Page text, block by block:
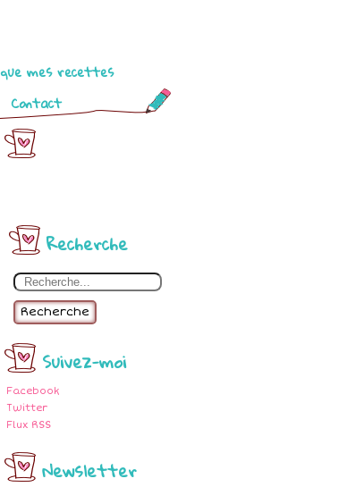
que mes recettes
Contact
Recherche
Recherche
Suivez-moi
Facebook
Twitter
Flux RSS
Newsletter